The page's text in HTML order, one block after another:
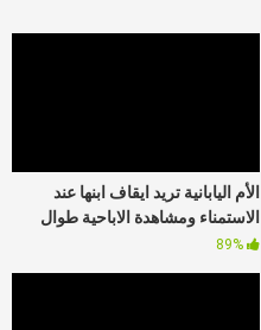
الأم اليابانية تريد ايقاف ابنها عند
الاستمناء ومشاهدة الاباحية طوال
الوقت